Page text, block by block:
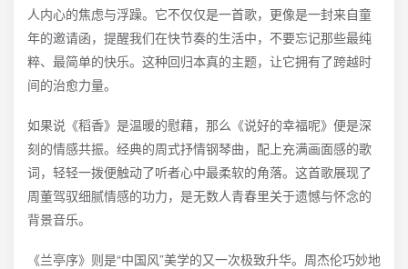
人内心的焦虑与浮躁。它不仅仅是一首歌，更像是一封来自童
年的邀请函，提醒我们在快节奏的生活中，不要忘记那些最纯
粹、最简单的快乐。这种回归本真的主题，让它拥有了跨越时
间的治愈力量。
如果说《稻香》是温暖的慰藉，那么《说好的幸福呢》便是深
刻的情感共振。经典的周式抒情钢琴曲，配上充满画面感的歌
词，轻轻一拨便触动了听者心中最柔软的角落。这首歌展现了
周董驾驭细腻情感的功力，是无数人青春里关于遗憾与怀念的
背景音乐。
《兰亭序》则是“中国风”美学的又一次极致升华。周杰伦巧妙地